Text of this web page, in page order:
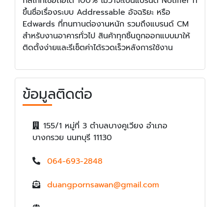
ขึ้นชื่อเรื่องระบบ Addressable อัจฉริยะ หรือ
Edwards ที่ทนทานต่องานหนัก รวมถึงแบรนด์ CM
สำหรับงานอาคารทั่วไป สินค้าทุกชิ้นถูกออกแบบมาให้
ติดตั้งง่ายและรีเซ็ตค่าได้รวดเร็วหลังการใช้งาน
ข้อมูลติดต่อ
155/1 หมู่ที่ 3 ตำบลบางคูเวียง อำเภอ
บางกรวย นนทบุรี 11130
064-693-2848
duangpornsawan@gmail.com